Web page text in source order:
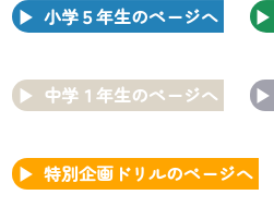
小学５年生のページへ
中学１年生のページへ
特別企画ドリルのページへ